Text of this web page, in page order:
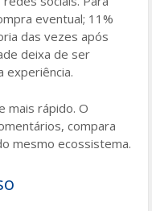
eventual; 11%
das vezes após
deixa de ser
experiência.
mais rápido. O
compara
mesmo ecossistema.